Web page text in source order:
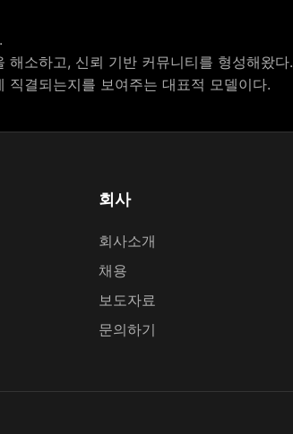
소하고, 신뢰 기반 커뮤니티를 형성해왔다.
결되는지를 보여주는 대표적 모델이다.
회사
회사소개
채용
보도자료
문의하기